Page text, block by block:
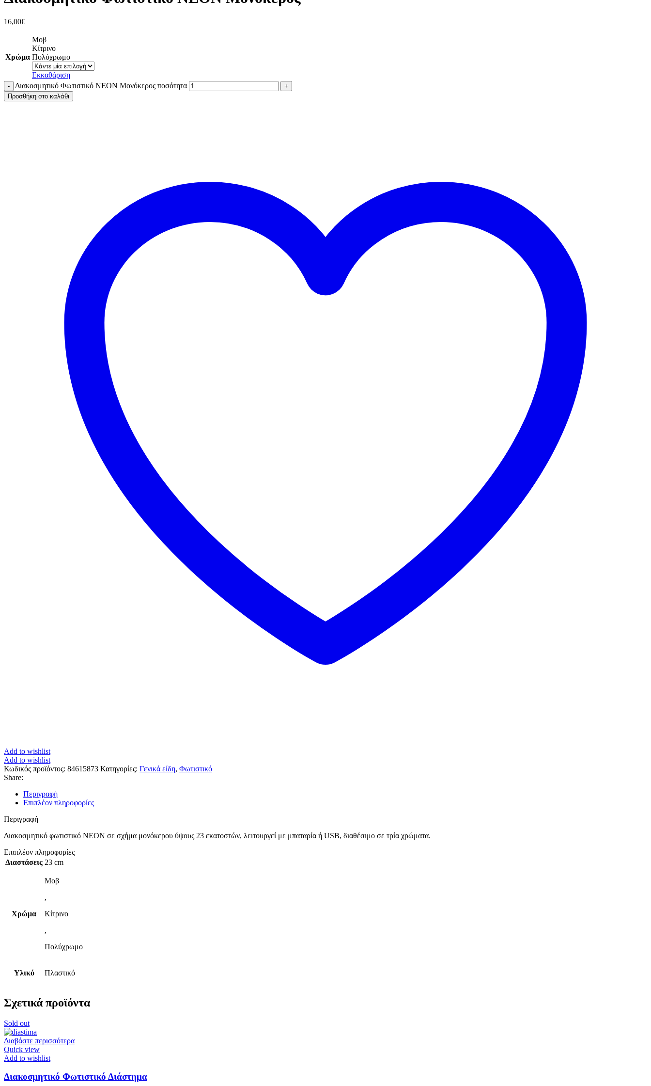
16,00€
Χρώμα
Μοβ
Κίτρινο
Πολύχρωμο
Εκκαθάριση
Διακοσμητικό Φωτιστικό ΝΕΟΝ Μονόκερος ποσότητα
Προσθήκη στο καλάθι
Add to wishlist
Add to wishlist
Κωδικός προϊόντος: 84615873 Κατηγορίες: Γενικά είδη, Φωτιστικό
Share:
Περιγραφή
Επιπλέον πληροφορίες
Περιγραφή
Διακοσμητικό φωτιστικό ΝΕΟΝ σε σχήμα μονόκερου ύψους 23 εκατοστών, λειτουργεί με μπαταρία ή USB, διαθέσιμο σε τρία χρώματα.
Επιπλέον πληροφορίες
Διαστάσεις 23 cm
Χρώμα
Μοβ
,
Κίτρινο
,
Πολύχρωμο
Υλικό Πλαστικό
Σχετικά προϊόντα
Sold out
Διαβάστε περισσότερα
Quick view
Add to wishlist
Διακοσμητικό Φωτιστικό Διάστημα